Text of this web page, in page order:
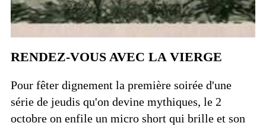
RENDEZ-VOUS AVEC LA VIERGE
Pour fêter dignement la première soirée d'une
série de jeudis qu'on devine mythiques, le 2
octobre on enfile un micro short qui brille et son